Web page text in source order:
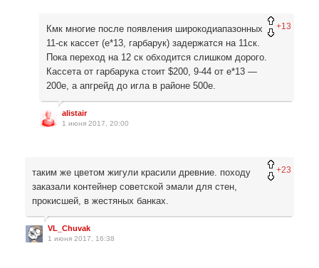
+13
Кмк многие после появления широкодиапазонных
11-ск кассет (e*13, гарбарук) задержатся на 11ск.
Пока переход на 12 ск обходится слишком дорого.
Кассета от гарбарука стоит $200, 9-44 от e*13 —
200е, а апгрейд до игла в районе 500е.
alistair
1 июня 2017, 20:00
+23
таким же цветом жигули красили древние. походу
заказали контейнер советской эмали для стен,
прокисшей, в жестяных банках.
VL_Chuvak
1 июня 2017, 16:38